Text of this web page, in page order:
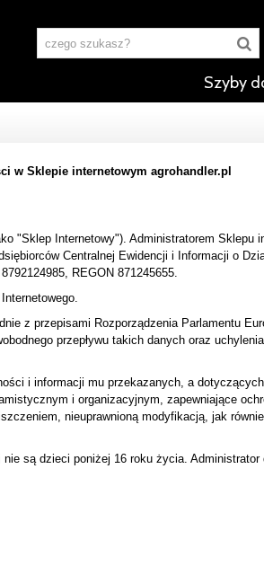
Szyby
w Sklepie internetowym agrohandler.pl
"Sklep Internetowy"). Administratorem Sklepu
Centralnej Ewidencji i Informacji o
REGON 871245655.
z przepisami Rozporządzenia Parlamentu
przepływu takich danych oraz
i informacji mu przekazanych, a
i organizacyjnym, zapewniające
nieuprawnioną modyfikacją, jak
są dzieci poniżej 16 roku życia.